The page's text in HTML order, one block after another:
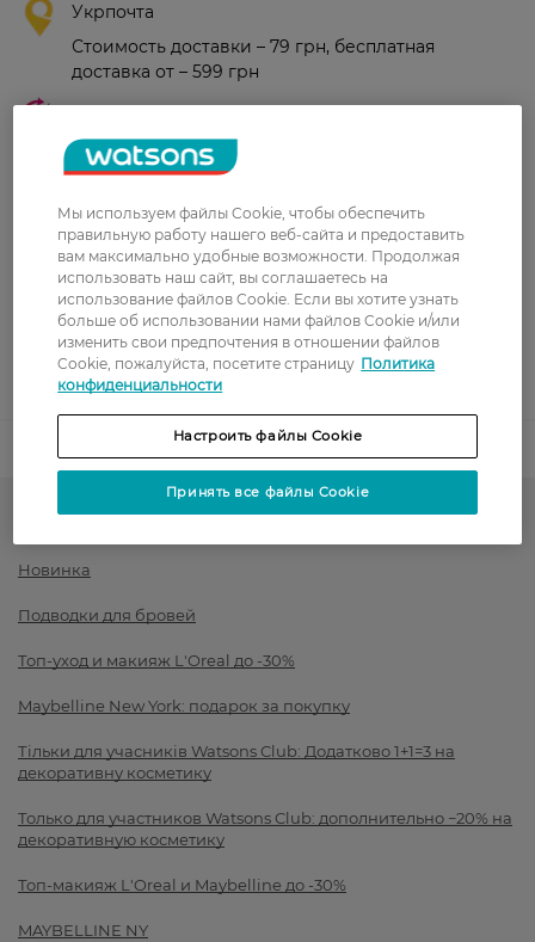
Укрпочта
Стоимость доставки – 79 грн, бесплатная
доставка от – 599 грн
Стоимость доставки – 0 грн
Оплата
Оплата картой
Послеоплата
Показать больше
Новинка
Подводки для бровей
Топ-уход и макияж L'Oreal до -30%
Maybelline New York: подарок за покупку
Тільки для учасників Watsons Club: Додатково 1+1=3 на
декоративну косметику
Только для участников Watsons Club: дополнительно −20% на
декоративную косметику
Топ-макияж L'Oreal и Maybelline до -30%
MAYBELLINE NY
Мы используем файлы Cookie, чтобы обеспечить
правильную работу нашего веб-сайта и предоставить
вам максимально удобные возможности. Продолжая
использовать наш сайт, вы соглашаетесь на
использование файлов Cookie. Если вы хотите узнать
больше об использовании нами файлов Cookie и/или
изменить свои предпочтения в отношении файлов
Cookie, пожалуйста, посетите страницу Политика
конфиденциальности
Настроить файлы Cookie
Принять все файлы Cookie